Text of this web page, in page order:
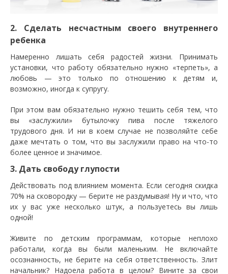
2. Сделать несчастным своего внутреннего
ребенка
Намеренно лишать себя радостей жизни. Принимать
установки, что работу обязательно нужно «терпеть», а
любовь — это только по отношению к детям и,
возможно, иногда к супругу.
При этом вам обязательно нужно тешить себя тем, что
вы «заслужили» бутылочку пива после тяжелого
трудового дня. И ни в коем случае не позволяйте себе
даже мечтать о том, что вы заслужили право на что-то
более ценное и значимое.
3. Дать свободу глупости
Действовать под влиянием момента. Если сегодня скидка
70% на сковородку — берите не раздумывая! Ну и что, что
их у вас уже несколько штук, а пользуетесь вы лишь
одной!
Живите по детским программам, которые неплохо
работали, когда вы были маленьким. Не включайте
осознанность, не берите на себя ответственность. Злит
начальник? Надоела работа в целом? Вините за свои